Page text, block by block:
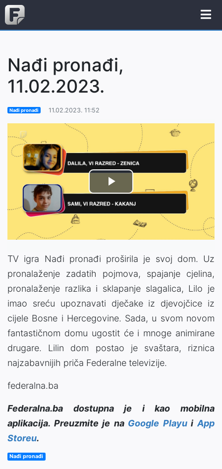
Nađi pronađi,
11.02.2023.
Nađi pronađi 11.02.2023. 11:52
Play
Video
TV igra Nađi pronađi proširila je svoj dom. Uz
pronalaženje zadatih pojmova, spajanje cjelina,
pronalaženje razlika i sklapanje slagalica, Lilo je
imao sreću upoznavati dječake iz djevojčice iz
cijele Bosne i Hercegovine. Sada, u svom novom
fantastičnom domu ugostit će i mnoge animirane
drugare. Lilin dom postao je svaštara, riznica
najzabavnijih priča Federalne televizije.
federalna.ba
Federalna.ba dostupna je i kao mobilna
aplikacija. Preuzmite je na Google PlayuiApp
Storeu.
Nađi pronađi